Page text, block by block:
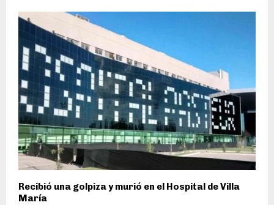
Recibió una golpiza y murió en el Hospital de Villa
María